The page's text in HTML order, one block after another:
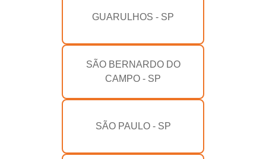
GUARULHOS - SP
SÃO BERNARDO DO
CAMPO - SP
SÃO PAULO - SP